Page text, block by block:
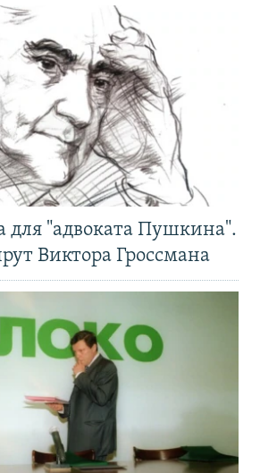
для "адвоката Пушкина".
Виктора Гроссмана